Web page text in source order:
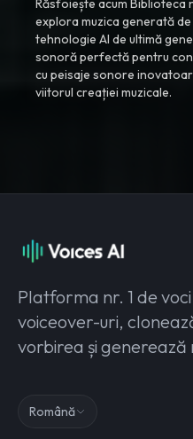
Răsfoiește acum Biblioteca
explora muzica generată
tehnologie AI de ultimă
sonoră perfectă pentru
cu peisaje sonore
viitorul creației muzicale.
Platforma nr. 1 de
voiceover-uri,
vorbirea și generează
Română